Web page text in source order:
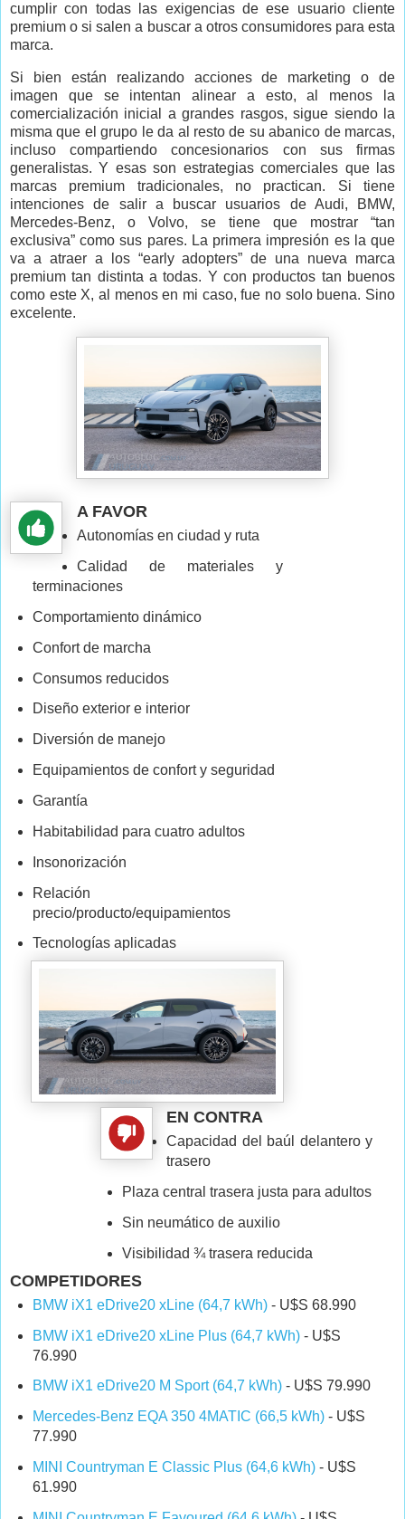
cumplir con todas las exigencias de ese usuario cliente
premium o si salen a buscar a otros consumidores para esta
marca.
Si bien están realizando acciones de marketing o de
imagen que se intentan alinear a esto, al menos la
comercialización inicial a grandes rasgos, sigue siendo la
misma que el grupo le da al resto de su abanico de marcas,
incluso compartiendo concesionarios con sus firmas
generalistas. Y esas son estrategias comerciales que las
marcas premium tradicionales, no practican. Si tiene
intenciones de salir a buscar usuarios de Audi, BMW,
Mercedes-Benz, o Volvo, se tiene que mostrar “tan
exclusiva” como sus pares. La primera impresión es la que
va a atraer a los “early adopters” de una nueva marca
premium tan distinta a todas. Y con productos tan buenos
como este X, al menos en mi caso, fue no solo buena. Sino
excelente.
A FAVOR
Autonomías en ciudad y ruta
Calidad de materiales y
terminaciones
Comportamiento dinámico
Confort de marcha
Consumos reducidos
Diseño exterior e interior
Diversión de manejo
Equipamientos de confort y seguridad
Garantía
Habitabilidad para cuatro adultos
Insonorización
Relación
precio/producto/equipamientos
Tecnologías aplicadas
EN CONTRA
Capacidad del baúl delantero y
trasero
Plaza central trasera justa para adultos
Sin neumático de auxilio
Visibilidad ¾ trasera reducida
COMPETIDORES
BMW iX1 eDrive20 xLine (64,7 kWh)- U$S 68.990
BMW iX1 eDrive20 xLine Plus (64,7 kWh)- U$S
76.990
BMW iX1 eDrive20 M Sport (64,7 kWh)- U$S 79.990
Mercedes-Benz EQA 350 4MATIC (66,5 kWh)- U$S
77.990
MINI Countryman E Classic Plus (64,6 kWh)- U$S
61.990